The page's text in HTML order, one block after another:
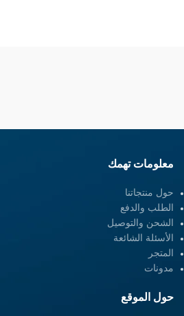
معلومات تهمك
حول منتجاتنا
الطلب والدفع
الشحن والتوصيل
الأسئلة الشائعة
المتجر
مدونات
حول الموقع